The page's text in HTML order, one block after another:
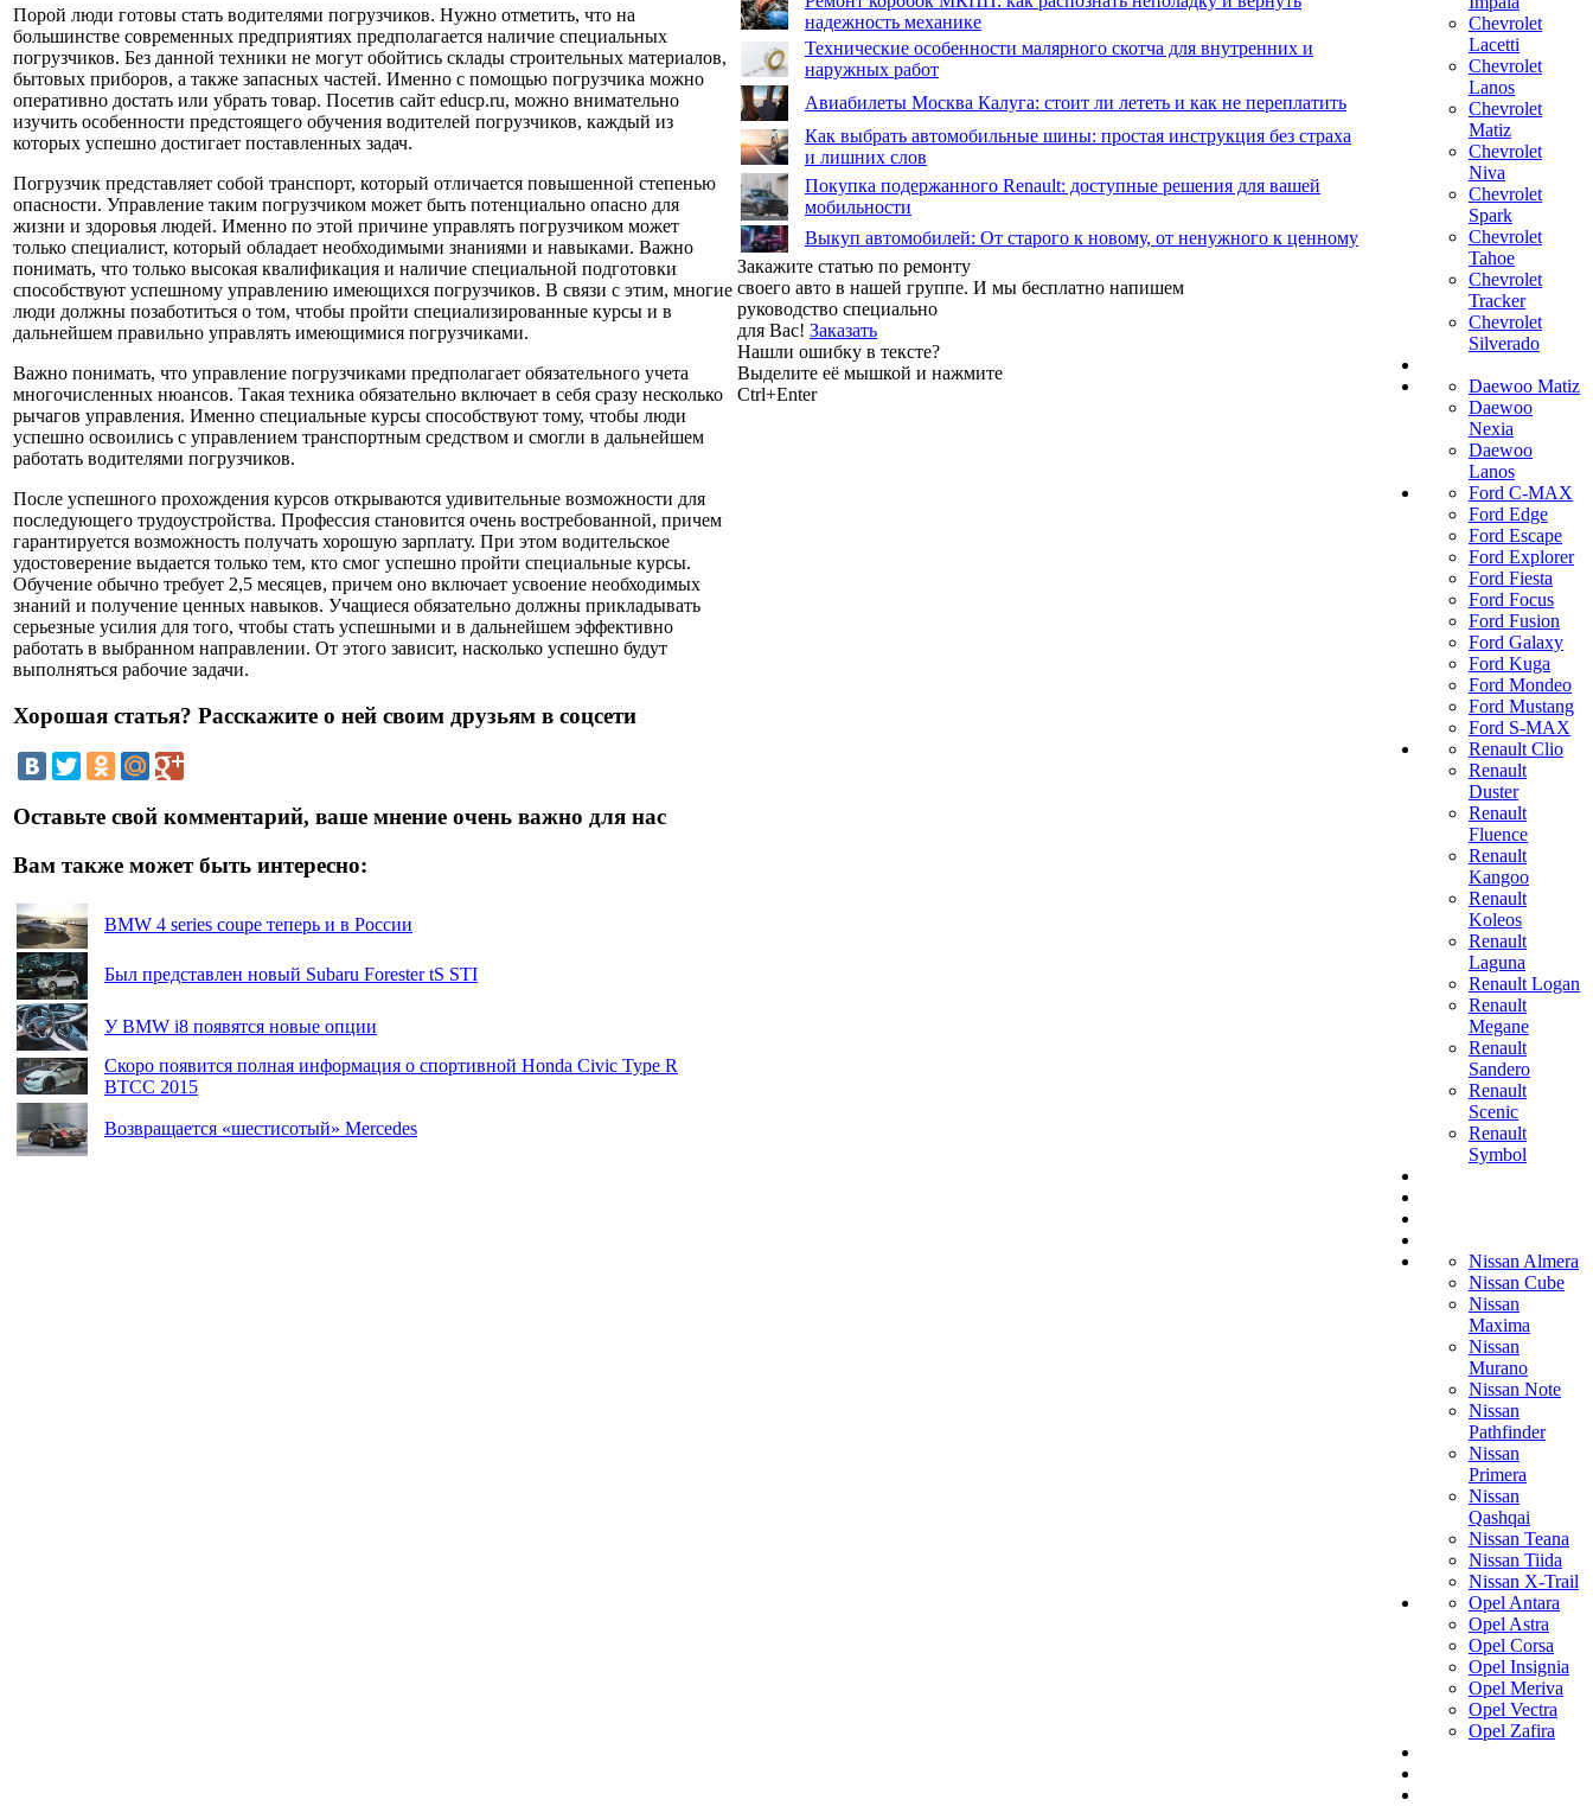
Порой люди готовы стать водителями погрузчиков. Нужно отметить, что на
большинстве современных предприятиях предполагается наличие специальных
погрузчиков. Без данной техники не могут обойтись склады строительных материалов,
бытовых приборов, а также запасных частей. Именно с помощью погрузчика можно
оперативно достать или убрать товар. Посетив сайт educp.ru, можно внимательно
изучить особенности предстоящего обучения водителей погрузчиков, каждый из
которых успешно достигает поставленных задач.
Погрузчик представляет собой транспорт, который отличается повышенной степенью
опасности. Управление таким погрузчиком может быть потенциально опасно для
жизни и здоровья людей. Именно по этой причине управлять погрузчиком может
только специалист, который обладает необходимыми знаниями и навыками. Важно
понимать, что только высокая квалификация и наличие специальной подготовки
способствуют успешному управлению имеющихся погрузчиков. В связи с этим, многие
люди должны позаботиться о том, чтобы пройти специализированные курсы и в
дальнейшем правильно управлять имеющимися погрузчиками.
Важно понимать, что управление погрузчиками предполагает обязательного учета
многочисленных нюансов. Такая техника обязательно включает в себя сразу несколько
рычагов управления. Именно специальные курсы способствуют тому, чтобы люди
успешно освоились с управлением транспортным средством и смогли в дальнейшем
работать водителями погрузчиков.
После успешного прохождения курсов открываются удивительные возможности для
последующего трудоустройства. Профессия становится очень востребованной, причем
гарантируется возможность получать хорошую зарплату. При этом водительское
удостоверение выдается только тем, кто смог успешно пройти специальные курсы.
Обучение обычно требует 2,5 месяцев, причем оно включает усвоение необходимых
знаний и получение ценных навыков. Учащиеся обязательно должны прикладывать
серьезные усилия для того, чтобы стать успешными и в дальнейшем эффективно
работать в выбранном направлении. От этого зависит, насколько успешно будут
выполняться рабочие задачи.
Хорошая статья? Расскажите о ней своим друзьям в соцсети
Оставьте свой комментарий, ваше мнение очень важно для нас
Вам также может быть интересно:
BMW 4 series coupe теперь и в России
Был представлен новый Subaru Forester tS STI
У BMW i8 появятся новые опции
Скоро появится полная информация о спортивной Honda Civic Type R
BTCC 2015
Возвращается «шестисотый» Mercedes
надежность механике
Технические особенности малярного скотча для внутренних и
наружных работ
Авиабилеты Москва Калуга: стоит ли лететь и как не переплатить
Как выбрать автомобильные шины: простая инструкция без страха
и лишних слов
Покупка подержанного Renault: доступные решения для вашей
мобильности
Выкуп автомобилей: От старого к новому, от ненужного к ценному
Закажите статью по ремонту
своего авто в нашей группе. И мы бесплатно напишем
руководство специально
для Вас! Заказать
Нашли ошибку в тексте?
Выделите её мышкой и нажмите
Ctrl+Enter
Chevrolet
Lacetti
Chevrolet
Lanos
Chevrolet
Matiz
Chevrolet
Niva
Chevrolet
Spark
Chevrolet
Tahoe
Chevrolet
Tracker
Chevrolet
Silverado
Daewoo Matiz
Daewoo
Nexia
Daewoo
Lanos
Ford C-MAX
Ford Edge
Ford Escape
Ford Explorer
Ford Fiesta
Ford Focus
Ford Fusion
Ford Galaxy
Ford Kuga
Ford Mondeo
Ford Mustang
Ford S-MAX
Renault Clio
Renault
Duster
Renault
Fluence
Renault
Kangoo
Renault
Koleos
Renault
Laguna
Renault Logan
Renault
Megane
Renault
Sandero
Renault
Scenic
Renault
Symbol
Nissan Almera
Nissan Cube
Nissan
Maxima
Nissan
Murano
Nissan Note
Nissan
Pathfinder
Nissan
Primera
Nissan
Qashqai
Nissan Teana
Nissan Tiida
Nissan X-Trail
Opel Antara
Opel Astra
Opel Corsa
Opel Insignia
Opel Meriva
Opel Vectra
Opel Zafira